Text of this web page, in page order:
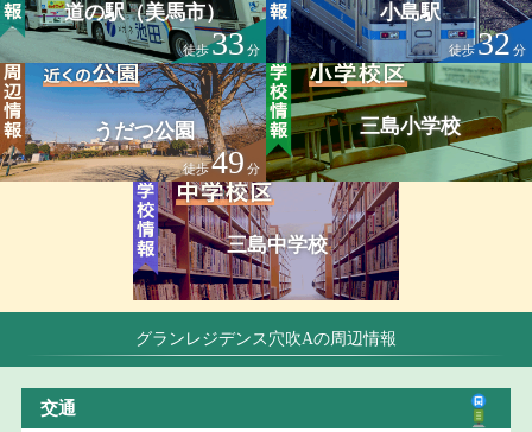
道の駅（美馬市）
徒歩33分
小島駅
徒歩32 分
うだつ公園
徒歩49 分
三島小学校
三島中学校
グランレジデンス穴吹Aの周辺情報
交通